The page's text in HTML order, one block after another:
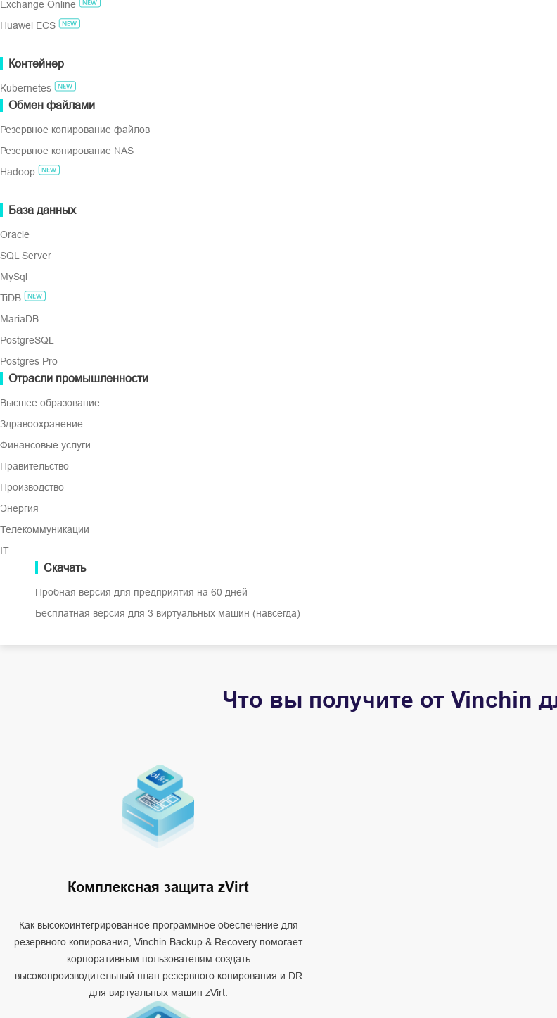
Резервное копирование в облако
ПОПРОБУЙТЕ БЕСПЛАТНО
Бесплатная версия для предприятий
пробный период 60 дней
Exchange Online
Huawei ECS
Контейнер
Kubernetes
Обмен файлами
Резервное копирование файлов
Резервное копирование NAS
Hadoop
База данных
Oracle
SQL Server
MySql
TiDB
MariaDB
PostgreSQL
Postgres Pro
Отрасли промышленности
Высшее образование
Здравоохранение
Финансовые услуги
Правительство
Производство
Энергия
Телекоммуникации
IT
Скачать
Пробная версия для предприятия на 60 дней
Бесплатная версия для 3 виртуальных машин (навсегда)
Что вы получите от Vinchin
Комплексная защита zVirt
Как высокоинтегрированное программное обеспечение для
резервного копирования, Vinchin Backup & Recovery помогает
корпоративным пользователям создать
высокопроизводительный план резервного копирования и DR
для виртуальных машин zVirt.